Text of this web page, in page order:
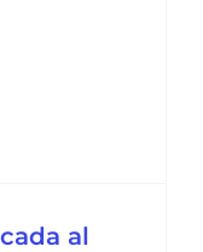
al